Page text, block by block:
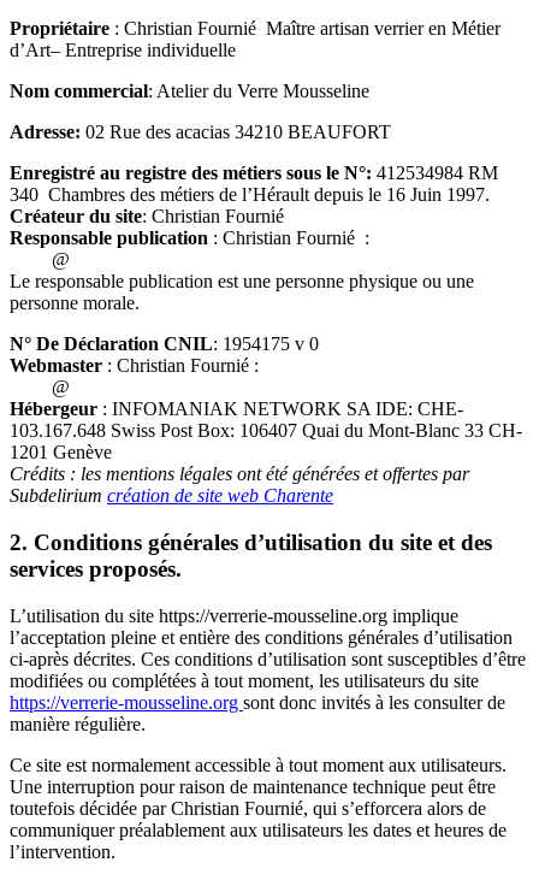
Propriétaire : Christian Fournié Maître artisan verrier en Métier
d’Art– Entreprise individuelle
Nom commercial: Atelier du Verre Mousseline
Adresse: 02 Rue des acacias 34210 BEAUFORT
Enregistré au registre des métiers sous le N°: 412534984 RM
340 Chambres des métiers de l’Hérault depuis le 16 Juin 1997.
Créateur du site: Christian Fournié
Responsable publication : Christian Fournié :
@
Le responsable publication est une personne physique ou une
personne morale.
N° De Déclaration CNIL: 1954175 v 0
Webmaster : Christian Fournié :
@
Hébergeur : INFOMANIAK NETWORK SA IDE: CHE-
103.167.648 Swiss Post Box: 106407 Quai du Mont-Blanc 33 CH-
1201 Genève
Crédits : les mentions légales ont été générées et offertes par
Subdelirium création de site web Charente
2. Conditions générales d’utilisation du site et des
services proposés.
L’utilisation du site https://verrerie-mousseline.org implique
l’acceptation pleine et entière des conditions générales d’utilisation
ci-après décrites. Ces conditions d’utilisation sont susceptibles d’être
modifiées ou complétées à tout moment, les utilisateurs du site
https://verrerie-mousseline.org sont donc invités à les consulter de
manière régulière.
Ce site est normalement accessible à tout moment aux utilisateurs.
Une interruption pour raison de maintenance technique peut être
toutefois décidée par Christian Fournié, qui s’efforcera alors de
communiquer préalablement aux utilisateurs les dates et heures de
l’intervention.